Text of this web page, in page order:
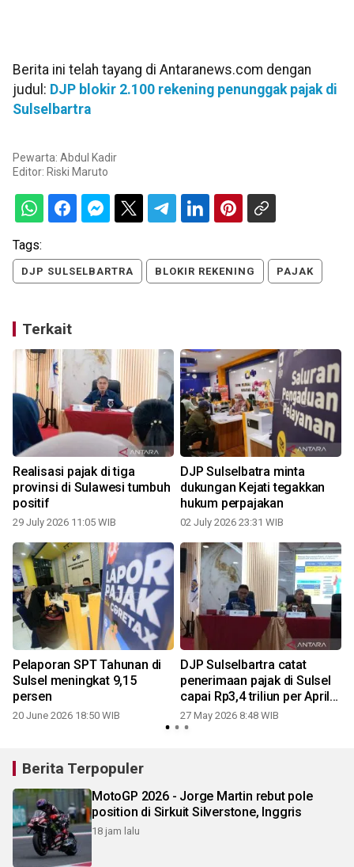
Berita ini telah tayang di Antaranews.com dengan
judul: DJP blokir 2.100 rekening penunggak pajak di
Sulselbartra
Pewarta: Abdul Kadir
Editor: Riski Maruto
Tags:
DJP SULSELBARTRA BLOKIR REKENING PAJAK
Terkait
Realisasi pajak di tiga
provinsi di Sulawesi tumbuh
positif
29 July 2026 11:05 WIB
DJP Sulselbatra minta
dukungan Kejati tegakkan
hukum perpajakan
02 July 2026 23:31 WIB
Pelaporan SPT Tahunan di
Sulsel meningkat 9,15
persen
20 June 2026 18:50 WIB
DJP Sulselbartra catat
penerimaan pajak di Sulsel
capai Rp3,4 triliun per April
2026
27 May 2026 8:48 WIB
Berita Terpopuler
MotoGP 2026 - Jorge Martin rebut pole
position di Sirkuit Silverstone, Inggris
18 jam lalu